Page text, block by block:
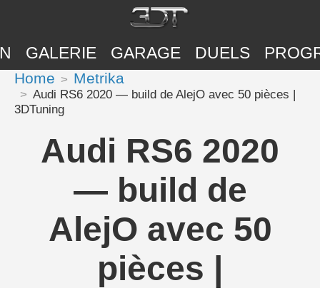
GALERIE GARAGE DUELS
Home Metrika
Audi RS6 2020 — build de AlejO avec 50 pièces |
3DTuning
Audi RS6 2020
— build de
AlejO avec 50
pièces |